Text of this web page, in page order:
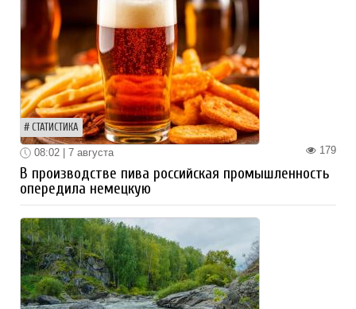
СТАТИСТИКА
179
08:02 | 7 августа
В производстве пива российская промышленность
опередила немецкую